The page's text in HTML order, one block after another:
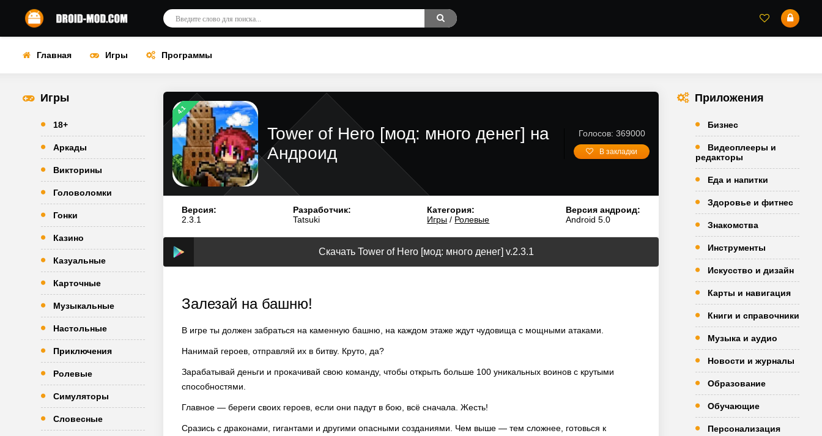
Главная Игры Программы
Игры
18+
Аркады
Викторины
Головоломки
Гонки
Казино
Казуальные
Карточные
Музыкальные
Настольные
Приключения
Ролевые
Симуляторы
Словесные
4.1
Tower of Hero [мод: много денег] на
Андроид
Голосов: 369000
В закладки
Версия:
2.3.1
Разработчик:
Tatsuki
Категория:
Игры / Ролевые
Версия андроид:
Android 5.0
Скачать Tower of Hero [мод: много денег] v.2.3.1
Залезай на башню!
В игре ты должен забраться на каменную башню, на каждом этаже ждут чудовища с мощными атаками.
Нанимай героев, отправляй их в битву. Круто, да?
Зарабатывай деньги и прокачивай свою команду, чтобы открыть больше 100 уникальных воинов с крутыми
способностями.
Главное — береги своих героев, если они падут в бою, всё сначала. Жесть!
Сразись с драконами, гигантами и другими опасными созданиями. Чем выше — тем сложнее, готовься к
Приложения
Бизнес
Видеоплееры и
редакторы
Еда и напитки
Здоровье и фитнес
Знакомства
Инструменты
Искусство и дизайн
Карты и навигация
Книги и справочники
Музыка и аудио
Новости и журналы
Образование
Обучающие
Персонализация